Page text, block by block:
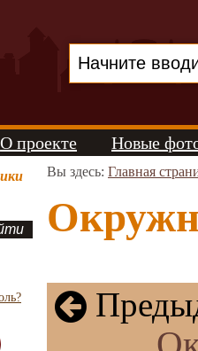
О проекте Новые
Вы здесь: Главная